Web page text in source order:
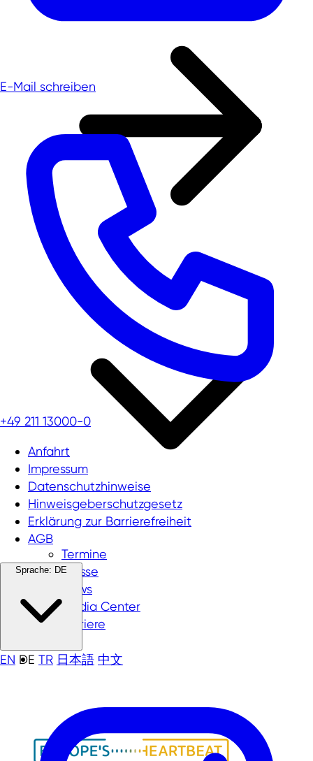
Termine
Presse
News
Media Center
Karriere
E-Mail schreiben
+49 211 13000-0
Anfahrt
Impressum
Datenschutzhinweise
Hinweisgeberschutzgesetz
Erklärung zur Barrierefreiheit
AGB
Sprache: DE
EN DE TR 日本語 中文